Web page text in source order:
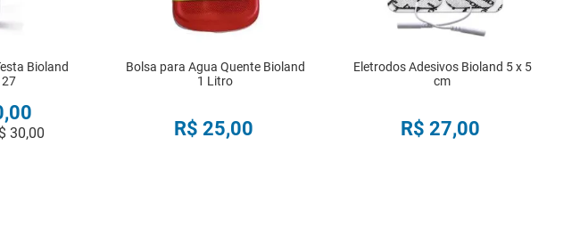
Bioland
,00
30,00
Bolsa para Agua Quente Bioland
1 Litro
R$ 25,00
Eletrodos Adesivos Bioland 5 x 5
cm
R$ 27,00